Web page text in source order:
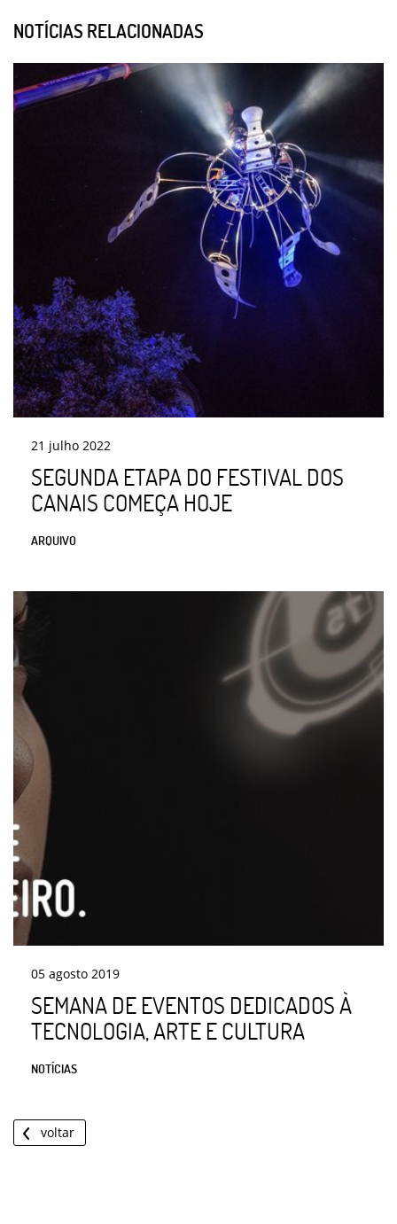
NOTÍCIAS RELACIONADAS
21 julho 2022
SEGUNDA ETAPA DO FESTIVAL DOS
CANAIS COMEÇA HOJE
ARQUIVO
05 agosto 2019
SEMANA DE EVENTOS DEDICADOS À
TECNOLOGIA, ARTE E CULTURA
NOTÍCIAS
voltar